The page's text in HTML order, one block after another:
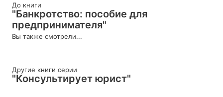
До книги
"Банкротство: пособие для
предпринимателя"
Вы также смотрели...
Другие книги серии
"Консультирует юрист"